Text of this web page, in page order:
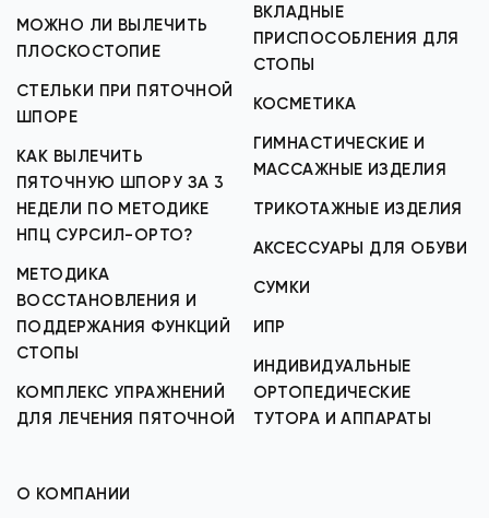
МОЖНО ЛИ ВЫЛЕЧИТЬ
ПЛОСКОСТОПИЕ
СТЕЛЬКИ ПРИ ПЯТОЧНОЙ
ШПОРЕ
КАК ВЫЛЕЧИТЬ
ПЯТОЧНУЮ ШПОРУ ЗА 3
НЕДЕЛИ ПО МЕТОДИКЕ
НПЦ СУРСИЛ-ОРТО?
МЕТОДИКА
ВОССТАНОВЛЕНИЯ И
ПОДДЕРЖАНИЯ ФУНКЦИЙ
СТОПЫ
КОМПЛЕКС УПРАЖНЕНИЙ
ДЛЯ ЛЕЧЕНИЯ ПЯТОЧНОЙ
ВКЛАДНЫЕ
ПРИСПОСОБЛЕНИЯ ДЛЯ
СТОПЫ
КОСМЕТИКА
ГИМНАСТИЧЕСКИЕ И
МАССАЖНЫЕ ИЗДЕЛИЯ
ТРИКОТАЖНЫЕ ИЗДЕЛИЯ
АКСЕССУАРЫ ДЛЯ ОБУВИ
СУМКИ
ИПР
ИНДИВИДУАЛЬНЫЕ
ОРТОПЕДИЧЕСКИЕ
ТУТОРА И АППАРАТЫ
О КОМПАНИИ